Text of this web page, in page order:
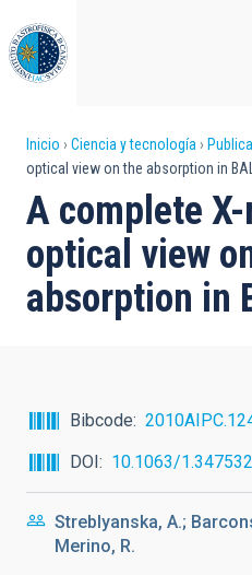
al
contenido
principal
Sobrescribir
enlaces
de
ayuda
a
Inicio Ciencia y tecnología
optical view on the absorption in
A complete X-
optical view
absorption in
Bibcode
DOI
10.1063/
Streblyanska, A.;
Merino, R.